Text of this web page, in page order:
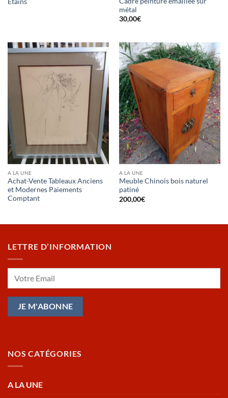
métal
30,00€
A LA UNE
Achat-Vente Tableaux Anciens
et Modernes Paiements
Comptant
A LA UNE
Meuble Chinois bois naturel
patiné
200,00€
LETTRE D’INFORMATION
NOS CATÉGORIES
A LA UNE